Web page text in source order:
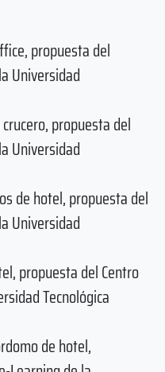
propuesta del
Universidad
propuesta del
Universidad
de hotel, propuesta del
Universidad
propuesta del Centro
Tecnológica
de hotel,